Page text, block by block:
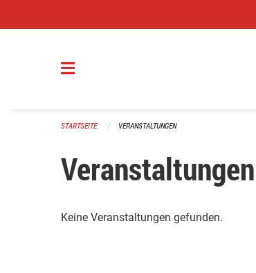
STARTSEITE VERANSTALTUNGEN
Veranstaltungen
Keine Veranstaltungen gefunden.